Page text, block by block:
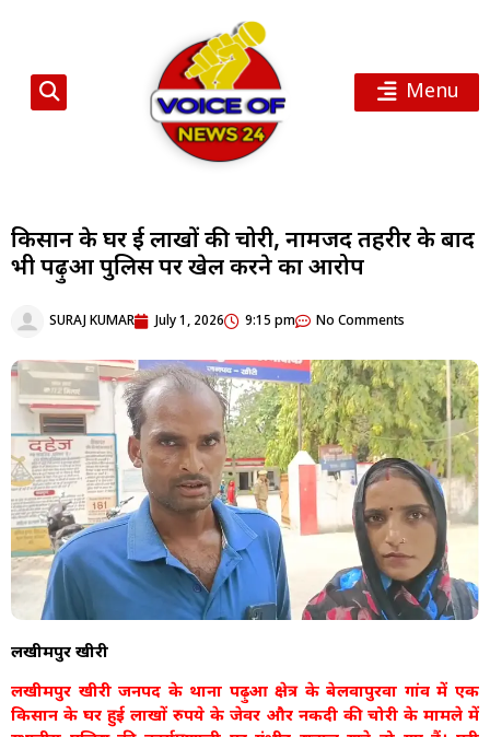
Menu
किसान के घर हुई लाखों की चोरी, नामजद तहरीर के बाद
भी पढ़ुआ पुलिस पर खेल करने का आरोप
SURAJ KUMAR July 1, 2026 9:15 pm No Comments
लखीमपुर खीरी
लखीमपुर खीरी जनपद के थाना पढ़ुआ क्षेत्र के बेलवापुरवा गांव में एक
किसान के घर हुई लाखों रुपये के जेवर और नकदी की चोरी के मामले में